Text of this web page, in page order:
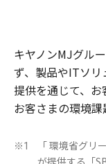
キヤノンMJグル
ず、製品やITソ
提供を通じて、お
お客さまの環境課
※1
「 環境省グリ
が提供する「